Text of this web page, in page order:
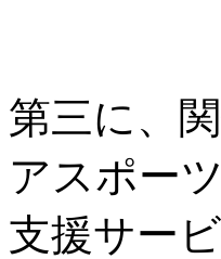
第三に、
アスポー
支援サー